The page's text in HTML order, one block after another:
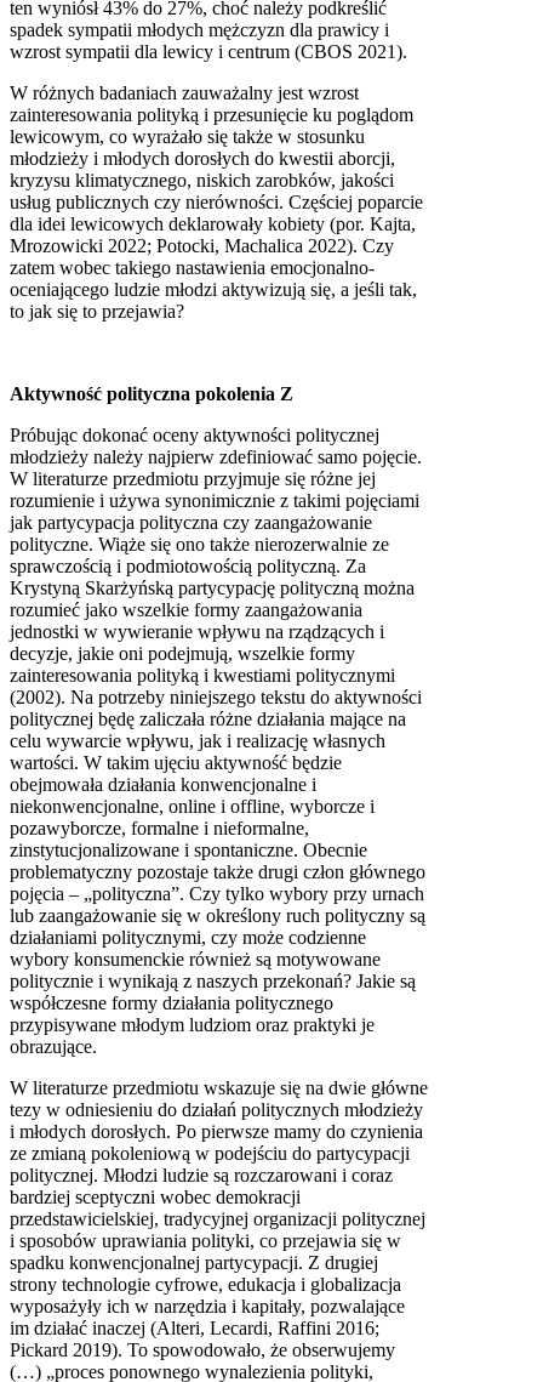
ten wyniósł 43% do 27%, choć należy podkreślić
spadek sympatii młodych mężczyzn dla prawicy i
wzrost sympatii dla lewicy i centrum (CBOS 2021).
W różnych badaniach zauważalny jest wzrost
zainteresowania polityką i przesunięcie ku poglądom
lewicowym, co wyrażało się także w stosunku
młodzieży i młodych dorosłych do kwestii aborcji,
kryzysu klimatycznego, niskich zarobków, jakości
usług publicznych czy nierówności. Częściej poparcie
dla idei lewicowych deklarowały kobiety (por. Kajta,
Mrozowicki 2022; Potocki, Machalica 2022). Czy
zatem wobec takiego nastawienia emocjonalno-
oceniającego ludzie młodzi aktywizują się, a jeśli tak,
to jak się to przejawia?
Aktywność polityczna pokolenia Z
Próbując dokonać oceny aktywności politycznej
młodzieży należy najpierw zdefiniować samo pojęcie.
W literaturze przedmiotu przyjmuje się różne jej
rozumienie i używa synonimicznie z takimi pojęciami
jak partycypacja polityczna czy zaangażowanie
polityczne. Wiąże się ono także nierozerwalnie ze
sprawczością i podmiotowością polityczną. Za
Krystyną Skarżyńską partycypację polityczną można
rozumieć jako wszelkie formy zaangażowania
jednostki w wywieranie wpływu na rządzących i
decyzje, jakie oni podejmują, wszelkie formy
zainteresowania polityką i kwestiami politycznymi
(2002). Na potrzeby niniejszego tekstu do aktywności
politycznej będę zaliczała różne działania mające na
celu wywarcie wpływu, jak i realizację własnych
wartości. W takim ujęciu aktywność będzie
obejmowała działania konwencjonalne i
niekonwencjonalne, online i offline, wyborcze i
pozawyborcze, formalne i nieformalne,
zinstytucjonalizowane i spontaniczne. Obecnie
problematyczny pozostaje także drugi człon głównego
pojęcia – „polityczna”. Czy tylko wybory przy urnach
lub zaangażowanie się w określony ruch polityczny są
działaniami politycznymi, czy może codzienne
wybory konsumenckie również są motywowane
politycznie i wynikają z naszych przekonań? Jakie są
współczesne formy działania politycznego
przypisywane młodym ludziom oraz praktyki je
obrazujące.
W literaturze przedmiotu wskazuje się na dwie główne
tezy w odniesieniu do działań politycznych młodzieży
i młodych dorosłych. Po pierwsze mamy do czynienia
ze zmianą pokoleniową w podejściu do partycypacji
politycznej. Młodzi ludzie są rozczarowani i coraz
bardziej sceptyczni wobec demokracji
przedstawicielskiej, tradycyjnej organizacji politycznej
i sposobów uprawiania polityki, co przejawia się w
spadku konwencjonalnej partycypacji. Z drugiej
strony technologie cyfrowe, edukacja i globalizacja
wyposażyły ich w narzędzia i kapitały, pozwalające
im działać inaczej (Alteri, Lecardi, Raffini 2016;
Pickard 2019). To spowodowało, że obserwujemy
(…) „proces ponownego wynalezienia polityki,